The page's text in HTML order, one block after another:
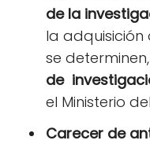
de la
la
se determinen,
de
el Ministerio
Carecer de